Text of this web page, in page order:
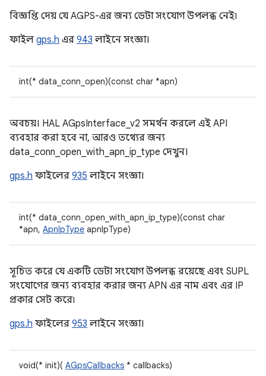
বিজ্ঞপ্তি দেয় যে AGPS-এর জন্য ডেটা সংযোগ উপলব্ধ নেই৷
ফাইল gps.h এর 943 লাইনে সংজ্ঞা।
int(* data_conn_open)(const char *apn)
অবচয়। HAL AGpsInterface_v2 সমর্থন করলে এই API
ব্যবহার করা হবে না, আরও তথ্যের জন্য
data_conn_open_with_apn_ip_type দেখুন।
gps.h ফাইলের 935 লাইনে সংজ্ঞা।
int(* data_conn_open_with_apn_ip_type)(const char
*apn, ApnIpType apnIpType)
সূচিত করে যে একটি ডেটা সংযোগ উপলব্ধ রয়েছে এবং SUPL
সংযোগের জন্য ব্যবহার করার জন্য APN এর নাম এবং এর IP
প্রকার সেট করে৷
gps.h ফাইলের 953 লাইনে সংজ্ঞা।
void(* init)( AGpsCallbacks * callbacks)